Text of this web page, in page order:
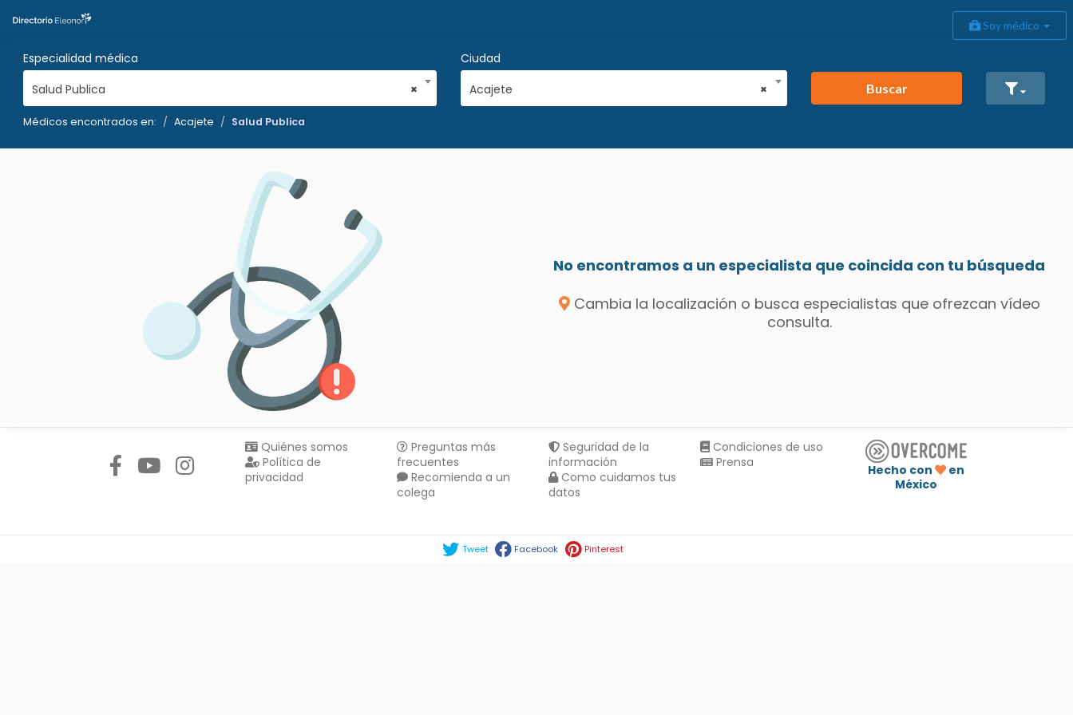
Soy médico
Especialidad médica
×
Salud Publica
Ciudad
×
Acajete Buscar
Médicos encontrados en: Acajete Salud Publica
No encontramos a un especialista que coincida con tu búsqueda
Cambia la localización o busca especialistas que ofrezcan vídeo
consulta.
Quiénes somos
Política de
privacidad
Preguntas más
frecuentes
Recomienda a un
colega
Seguridad de la
información
Como cuidamos tus
datos
Condiciones de uso
Prensa
Hecho con
en
México
Tweet Facebook Pinterest